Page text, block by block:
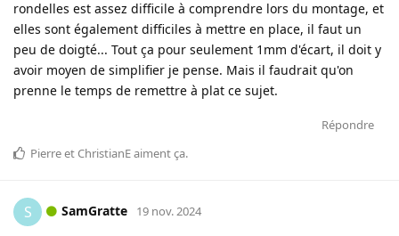
rondelles est assez difficile à comprendre lors du montage, et
elles sont également difficiles à mettre en place, il faut un
peu de doigté... Tout ça pour seulement 1mm d'écart, il doit y
avoir moyen de simplifier je pense. Mais il faudrait qu'on
prenne le temps de remettre à plat ce sujet.
Répondre
Pierreet ChristianEaiment ça.
S SamGratte 19 nov. 2024